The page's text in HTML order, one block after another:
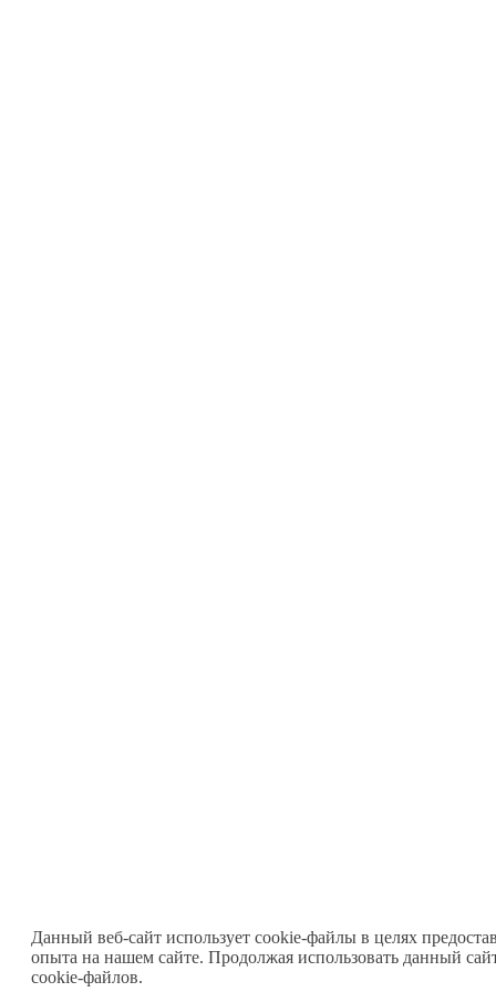
Данный веб-сайт использует cookie-файлы в целях
опыта на нашем сайте. Продолжая использовать данный
cookie-файлов.